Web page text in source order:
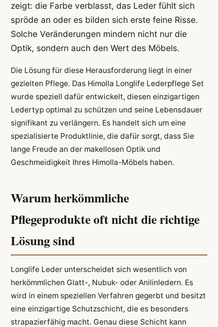
zeigt: die Farbe verblasst, das Leder fühlt sich
spröde an oder es bilden sich erste feine Risse.
Solche Veränderungen mindern nicht nur die
Optik, sondern auch den Wert des Möbels.
Die Lösung für diese Herausforderung liegt in einer
gezielten Pflege. Das Himolla Longlife Lederpflege Set
wurde speziell dafür entwickelt, diesen einzigartigen
Ledertyp optimal zu schützen und seine Lebensdauer
signifikant zu verlängern. Es handelt sich um eine
spezialisierte Produktlinie, die dafür sorgt, dass Sie
lange Freude an der makellosen Optik und
Geschmeidigkeit Ihres Himolla-Möbels haben.
Warum herkömmliche
Pflegeprodukte oft nicht die richtige
Lösung sind
Longlife Leder unterscheidet sich wesentlich von
herkömmlichen Glatt-, Nubuk- oder Anilinledern. Es
wird in einem speziellen Verfahren gegerbt und besitzt
eine einzigartige Schutzschicht, die es besonders
strapazierfähig macht. Genau diese Schicht kann